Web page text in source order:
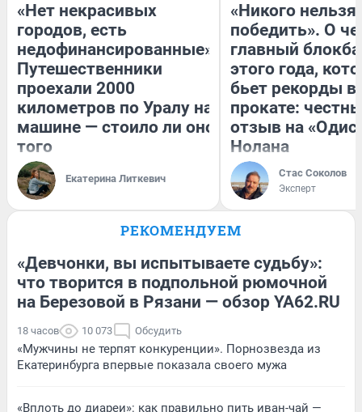
«Нет некрасивых
городов, есть
недофинансированные».
Путешественники
проехали 2000
километров по Уралу на
машине — стоило ли оно
того
Екатерина Литкевич
«Никого нельзя
победить». О
главный
этого года,
бьет рекорды в
прокате:
отзыв на
Нолана
Стас Соколов
Эксперт
РЕКОМЕНДУЕМ
«Девчонки, вы испытываете судьбу»:
что творится в подпольной рюмочной
на Березовой в Рязани — обзор YA62.RU
18 часов 10 073 Обсудить
«Мужчины не терпят конкуренции». Порнозвезда из
Екатеринбурга впервые показала своего мужа
«Вплоть до диареи»: как правильно пить иван-чай —